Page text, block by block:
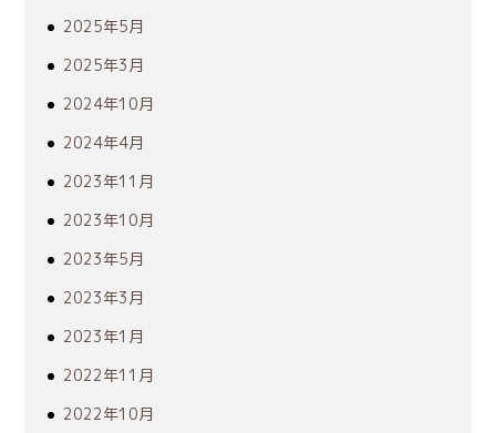
2025年5月
2025年3月
2024年10月
2024年4月
2023年11月
2023年10月
2023年5月
2023年3月
2023年1月
2022年11月
2022年10月